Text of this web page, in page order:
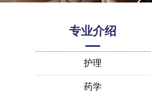
专业介绍
护理
药学